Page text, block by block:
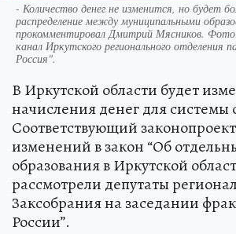
- Количество денег не изменится, но будет
распределение между муниципальными
прокомментировал Дмитрий Мясников.
канал Иркутского регионального отделения
Россия".
В Иркутской области будет
начисления денег для системы
Соответствующий
изменений в закон “Об
образования в Иркутской
рассмотрели депутаты
Заксобрания на заседании
России”.